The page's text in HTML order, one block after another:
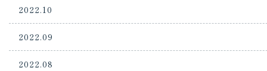
2022.10
2022.09
2022.08